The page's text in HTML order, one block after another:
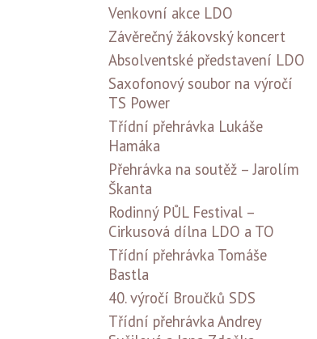
Venkovní akce LDO
Závěrečný žákovský koncert
Absolventské představení LDO
Saxofonový soubor na výročí
TS Power
Třídní přehrávka Lukáše
Hamáka
Přehrávka na soutěž – Jarolím
Škanta
Rodinný PŮL Festival –
Cirkusová dílna LDO a TO
Třídní přehrávka Tomáše
Bastla
40. výročí Broučků SDS
Třídní přehrávka Andrey